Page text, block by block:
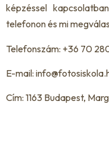
képzéssel
telefonon és mi
Telefonszám: +36 70
E-mail:
Cím: 1163 Budapest,